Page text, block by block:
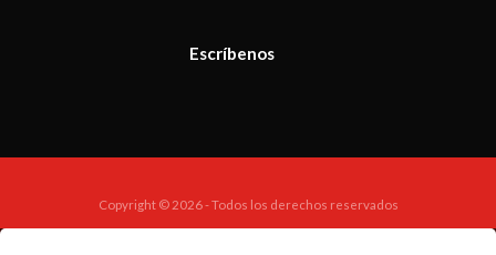
Escríbenos
Copyright © 2026 - Todos los derechos reservados